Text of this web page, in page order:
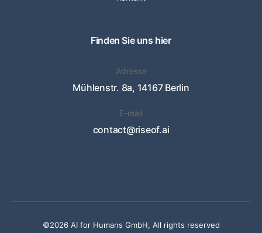
Finden Sie uns hier
Adresse
Mühlenstr. 8a, 14167 Berlin
E-mail
contact@riseof.ai
©2026 AI for Humans GmbH, All rights reserved